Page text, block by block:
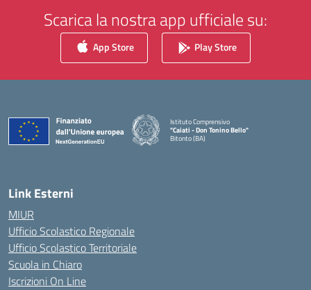
Scarica la nostra app ufficiale su:
App Store Play Store
Istituto Comprensivo
"Caiati - Don Tonino Bello"
Bitonto (BA)
Link Esterni
MIUR
Ufficio Scolastico Regionale
Ufficio Scolastico Territoriale
Scuola in Chiaro
Iscrizioni On Line